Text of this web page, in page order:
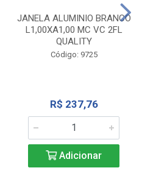
JANELA ALUMINIO BRANCO
L1,00XA1,00 MC VC 2FL
QUALITY
Código: 9725
R$ 237,76
Adicionar